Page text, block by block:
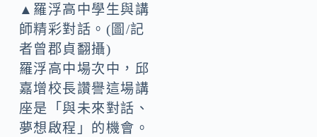
▲羅浮高中學生與講
師精彩對話。(圖/記
者曾郡貞翻攝)
羅浮高中場次中，邱
嘉增校長讚譽這場講
座是「與未來對話、
夢想啟程」的機會。